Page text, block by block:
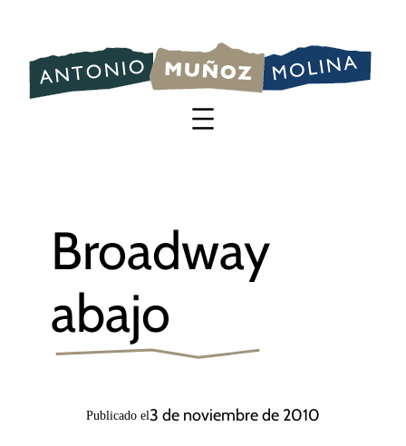
contenido
Broadway
abajo
Publicado el3 de noviembre de 2010